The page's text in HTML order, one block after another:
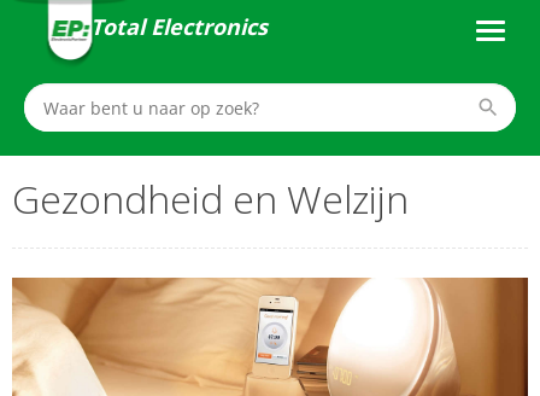
Total Electronics
Gezondheid en Welzijn